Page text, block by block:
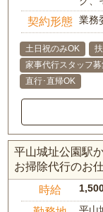
契約形態 業務
土日祝のみOK
家事代行スタッフ
直行･直帰OK
平山城址公園駅
お掃除代行のお
時給